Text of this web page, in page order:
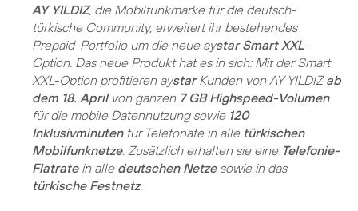
AY YILDIZ, die Mobilfunkmarke für die deutsch-
türkische Community, erweitert ihr bestehendes
Prepaid-Portfolio um die neue aystar Smart XXL-
Option. Das neue Produkt hat es in sich: Mit der Smart
XXL-Option profitieren aystarKunden von AY YILDIZab
dem 18. Aprilvon ganzen 7 GB Highspeed-Volumen
für die mobile Datennutzung sowie 120
Inklusivminutenfür Telefonate in alle türkischen
Mobilfunknetze. Zusätzlich erhalten sie eine Telefonie-
Flatratein alle deutschen Netzesowie in das
türkische Festnetz.